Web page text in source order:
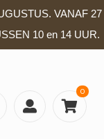
VANAF 27
10 en 14 UUR.
0